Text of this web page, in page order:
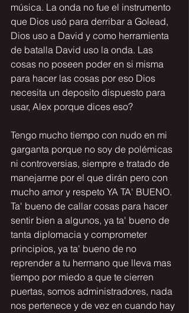
música. La onda no fue el instrumento
que Dios usó para derribar a Golead,
Dios uso a David y como herramienta
de batalla David uso la onda. Las
cosas no poseen poder en si misma
para hacer las cosas por eso Dios
necesita un deposito dispuesto para
usar, Alex porque dices eso?
Tengo mucho tiempo con nudo en mi
garganta porque no soy de polémicas
ni controversias, siempre e tratado de
manejarme por el que dirán pero con
mucho amor y respeto YA TA' BUENO.
Ta' bueno de callar cosas para hacer
sentir bien a algunos, ya ta' bueno de
tanta diplomacia y comprometer
principios, ya ta' bueno de no
reprender a tu hermano que lleva mas
tiempo por miedo a que te cierren
puertas, somos administradores, nada
nos pertenece y de vez en cuando hay